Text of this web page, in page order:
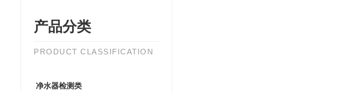
产品分类
PRODUCT CLASSIFICATION
净水器检测类